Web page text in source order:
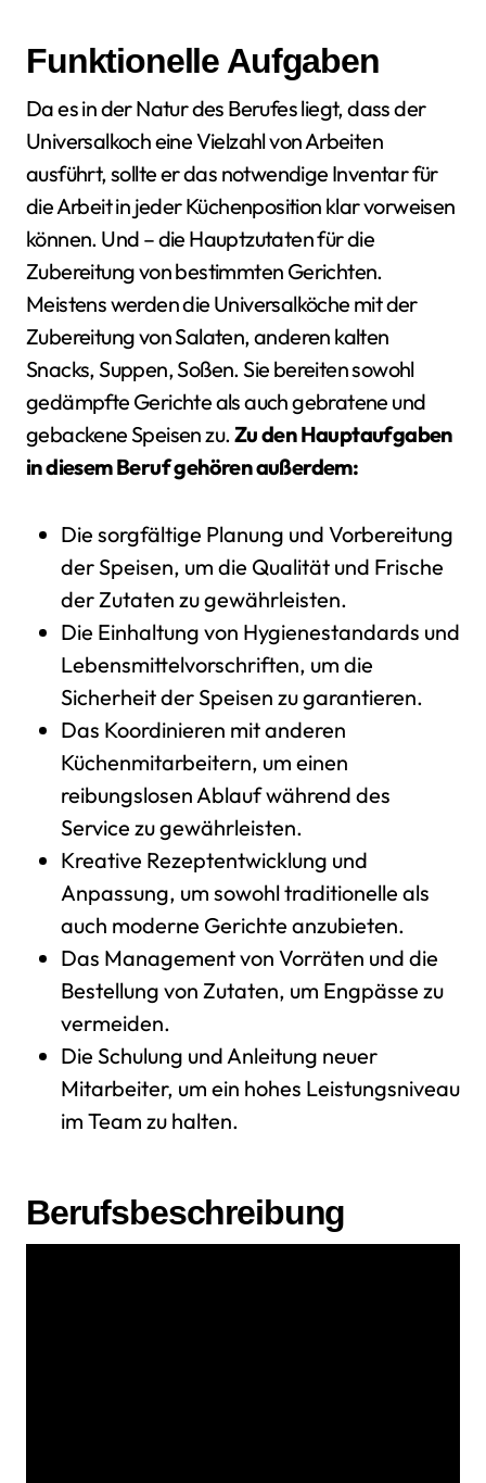
Funktionelle Aufgaben
Da es in der Natur des Berufes liegt, dass der
Universalkoch eine Vielzahl von Arbeiten
ausführt, sollte er das notwendige Inventar für
die Arbeit in jeder Küchenposition klar vorweisen
können. Und – die Hauptzutaten für die
Zubereitung von bestimmten Gerichten.
Meistens werden die Universalköche mit der
Zubereitung von Salaten, anderen kalten
Snacks, Suppen, Soßen. Sie bereiten sowohl
gedämpfte Gerichte als auch gebratene und
gebackene Speisen zu.Zu den Hauptaufgaben
in diesem Beruf gehören außerdem:
Die sorgfältige Planung und Vorbereitung
der Speisen, um die Qualität und Frische
der Zutaten zu gewährleisten.
Die Einhaltung von Hygienestandards und
Lebensmittelvorschriften, um die
Sicherheit der Speisen zu garantieren.
Das Koordinieren mit anderen
Küchenmitarbeitern, um einen
reibungslosen Ablauf während des
Service zu gewährleisten.
Kreative Rezeptentwicklung und
Anpassung, um sowohl traditionelle als
auch moderne Gerichte anzubieten.
Das Management von Vorräten und die
Bestellung von Zutaten, um Engpässe zu
vermeiden.
Die Schulung und Anleitung neuer
Mitarbeiter, um ein hohes Leistungsniveau
im Team zu halten.
Berufsbeschreibung